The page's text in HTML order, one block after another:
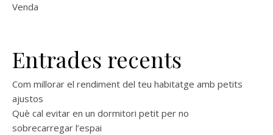
Venda
Entrades recents
Com millorar el rendiment del teu habitatge amb petits
ajustos
Què cal evitar en un dormitori petit per no
sobrecarregar l’espai